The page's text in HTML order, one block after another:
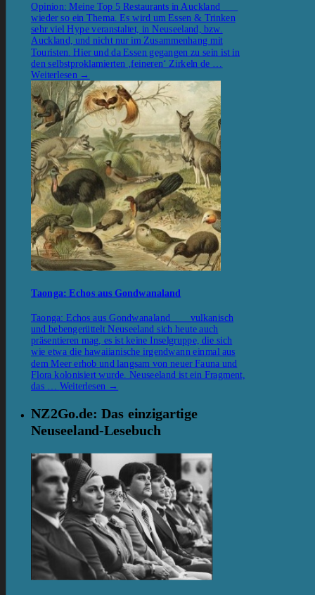
Opinion: Meine Top 5 Restaurants in Auckland
wieder so ein Thema. Es wird um Essen & Trinken
sehr viel Hype veranstaltet, in Neuseeland, bzw.
Auckland, und nicht nur im Zusammenhang mit
Touristen. Hier und da Essen gegangen zu sein ist in
den selbstproklamierten ‚feineren‘ Zirkeln de …
Weiterlesen →
Taonga: Echos aus Gondwanaland
Taonga: Echos aus Gondwanaland vulkanisch
und bebengerüttelt Neuseeland sich heute auch
präsentieren mag, es ist keine Inselgruppe, die sich
wie etwa die hawaiianische irgendwann einmal aus
dem Meer erhob und langsam von neuer Fauna und
Flora kolonisiert wurde. Neuseeland ist ein Fragment,
das … Weiterlesen →
NZ2Go.de: Das einzigartige
Neuseeland-Lesebuch